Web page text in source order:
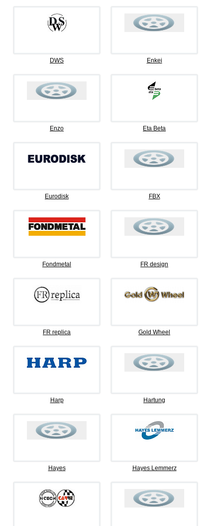
DWS Enkei
Enzo Eta Beta
Eurodisk FBX
Fondmetal FR design
FR replica Gold Wheel
Harp Hartung
Hayes Hayes Lemmerz